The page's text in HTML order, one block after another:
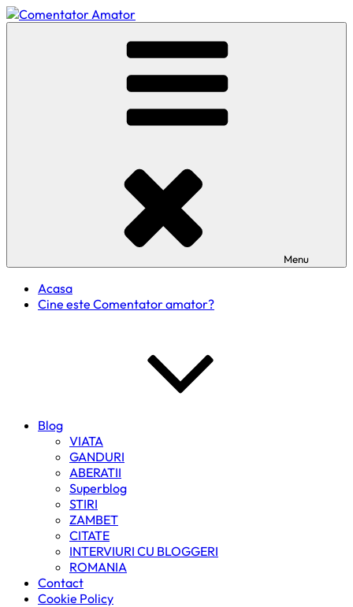
Skip
to
Menu
Acasa
Cine este Comentator amator?
Blog
VIATA
GANDURI
ABERATII
Superblog
STIRI
ZAMBET
CITATE
INTERVIURI CU BLOGGERI
ROMANIA
Contact
Cookie Policy